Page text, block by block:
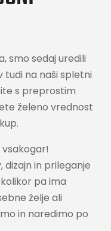
smo sedaj uredili
tudi na naši spletni
s preprostim
želeno vrednost
dizajn in prileganje
pa ima
želje ali
in naredimo po